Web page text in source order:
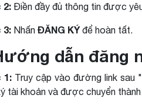
2: Điền đầy đủ thông tin được
3: Nhấn ĐĂNG KÝđể hoàn tất.
dẫn đăng
1: Truy cập vào đường link sau "
tài khoản và được chuyển